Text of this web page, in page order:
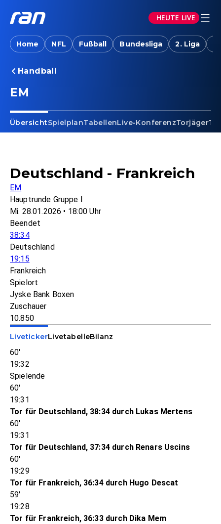
HEUTE LIVE
Home NFL Fußball Bundesliga 2. Liga
Handball
EM
ÜbersichtSpielplanTabellenLive-KonferenzTorjäger
Deutschland - Frankreich
EM
Hauptrunde Gruppe I
Mi. 28.01.2026 • 18:00 Uhr
Beendet
38:34
Deutschland
19:15
Frankreich
Spielort
Jyske Bank Boxen
Zuschauer
10.850
LivetickerLivetabelleBilanz
60'
19:32
Spielende
60'
19:31
Tor für Deutschland, 38:34 durch Lukas Mertens
60'
19:31
Tor für Deutschland, 37:34 durch Renars Uscins
60'
19:29
Tor für Frankreich, 36:34 durch Hugo Descat
59'
19:28
Tor für Frankreich, 36:33 durch Dika Mem